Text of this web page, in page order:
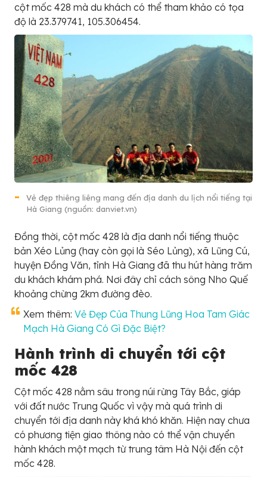
cột mốc 428 mà du khách có thể tham khảo có tọa
độ là 23.379741, 105.306454.
Vẻ đẹp thiêng liêng mang đến địa danh du lịch nổi tiếng tại
Hà Giang (nguồn: danviet.vn)
Đồng thời, cột mốc 428 là địa danh nổi tiếng thuộc
bản Xéo Lủng (hay còn gọi là Séo Lủng), xã Lũng Cú,
huyện Đồng Văn, tỉnh Hà Giang đã thu hút hàng trăm
du khách khám phá. Nơi đây chỉ cách sông Nho Quế
khoảng chừng 2km đường đèo.
Xem thêm: Vẻ Đẹp Của Thung Lũng Hoa Tam Giác
Mạch Hà Giang Có Gì Đặc Biệt?
Hành trình di chuyển tới cột
mốc 428
Cột mốc 428 nằm sâu trong núi rừng Tây Bắc, giáp
với đất nước Trung Quốc vì vậy mà quá trình di
chuyển tới địa danh này khá khó khăn. Hiện nay chưa
có phương tiện giao thông nào có thể vận chuyển
hành khách một mạch từ trung tâm Hà Nội đến cột
mốc 428.